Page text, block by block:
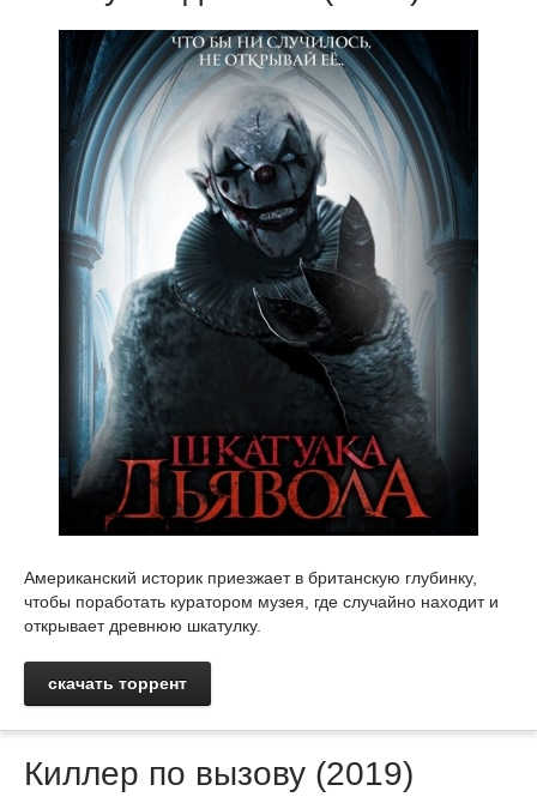
Американский историк приезжает в британскую глубинку,
чтобы поработать куратором музея, где случайно находит и
открывает древнюю шкатулку.
скачать торрент
Киллер по вызову (2019)